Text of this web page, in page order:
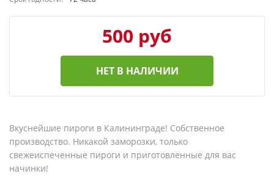
500 руб
НЕТ В НАЛИЧИИ
Вкуснейшие пироги в Калининграде! Собственное
производство. Никакой заморозки, только
свежеиспеченные пироги и приготовленные для вас
начинки!